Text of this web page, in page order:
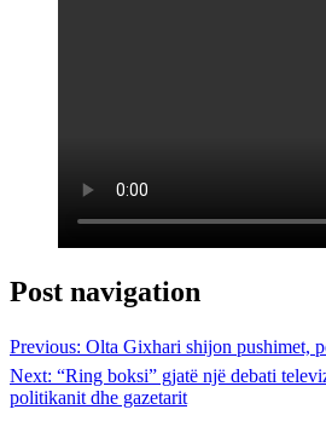
Post navigation
Previous: Olta Gixhari shijon pushimet,
Next: “Ring boksi” gjatë një debati
politikanit dhe gazetarit